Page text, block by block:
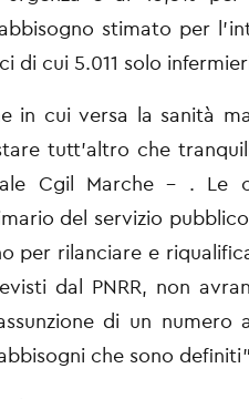
stimato per
di cui 5.011 solo
in cui versa la sanità
tutt’altro che
Cgil Marche - . Le
del servizio
per rilanciare e
dal PNRR, non
di un numero
che sono